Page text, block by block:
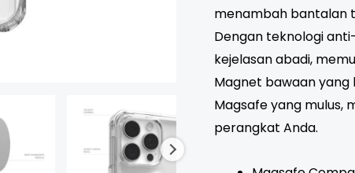
menambah bantalan
Dengan teknologi
kejelasan abadi,
Magnet bawaan
Magsafe yang mulus,
perangkat Anda.